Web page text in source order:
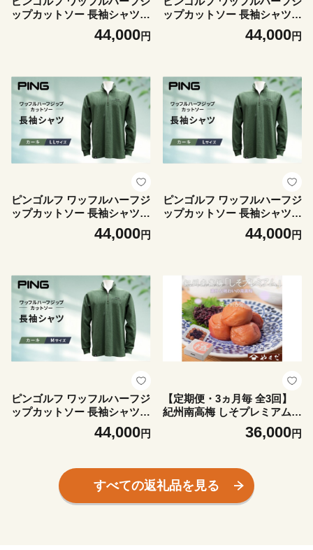
ップカットソー 長袖シャツ
44,000円
ップカットソー 長袖シャツ
44,000円
ピンゴルフ ワッフルハーフジ
ップカットソー 長袖シャツ
44,000円
ピンゴルフ ワッフルハーフジ
ップカットソー 長袖シャツ
44,000円
ピンゴルフ ワッフルハーフジ
ップカットソー 長袖シャツ
44,000円
【定期便・3ヵ月毎 全3回】
紀州南高梅 しそプレミアム 8
36,000円
すべての返礼品を見る